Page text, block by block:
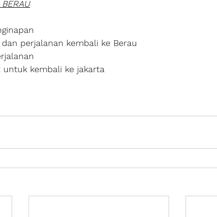
perjalanan kembali ke Berau
kembali ke jakarta